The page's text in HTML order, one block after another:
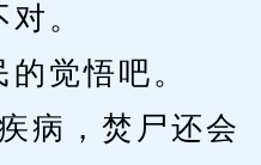
。
觉悟吧。
，焚尸还会